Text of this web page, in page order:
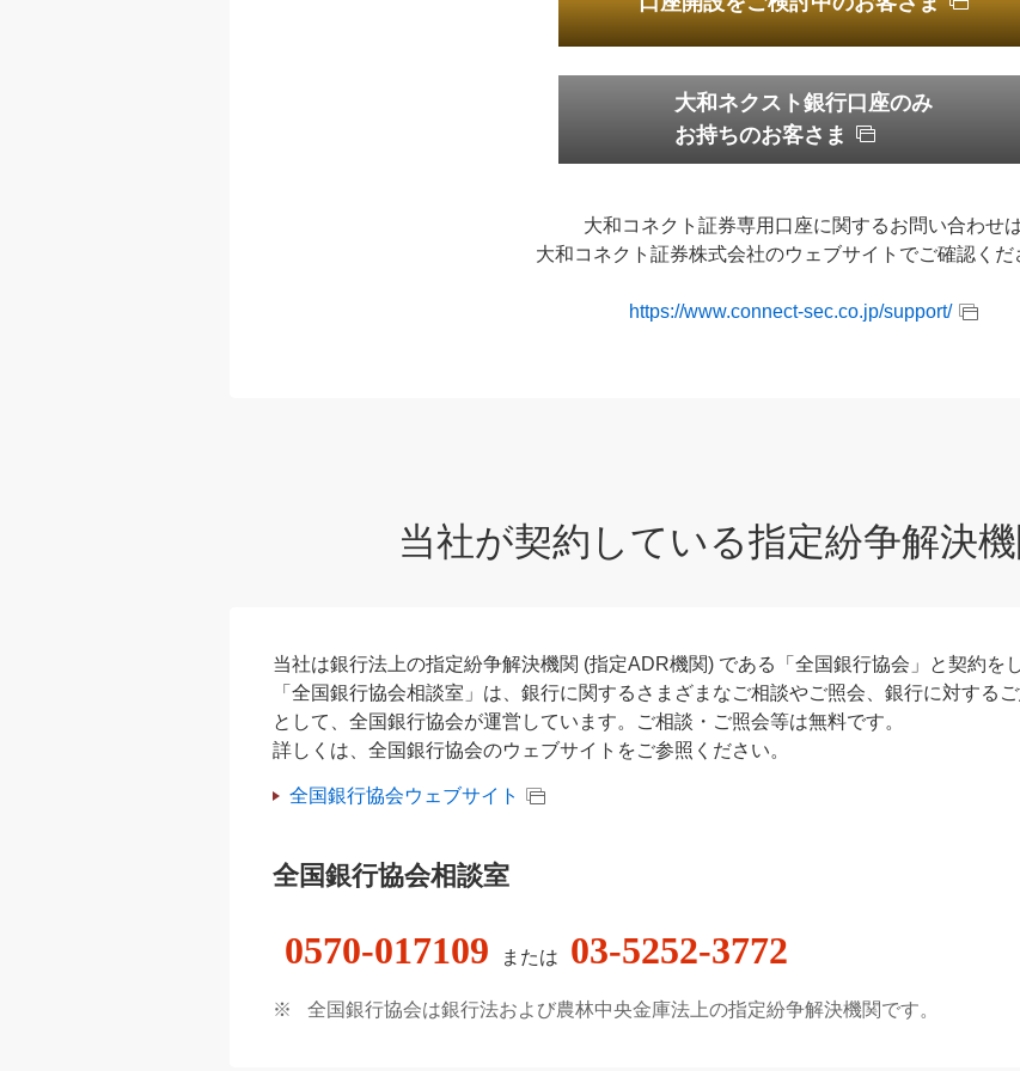
大和ネクスト銀行口座のみ
お持ちのお客さま
大和コネクト証券専用口座に関するお問い合わせ
大和コネクト証券株式会社のウェブサイトでご確認くだ
https://www.connect-sec.co.jp/support/
当社が契約している指定紛争解決
当社は銀行法上の指定紛争解決機関 (指定ADR機関) である「全国銀行協会」と契約を
「全国銀行協会相談室」は、銀行に関するさまざまなご相談やご照会、銀行に対する
として、全国銀行協会が運営しています。ご相談・ご照会等は無料です。
詳しくは、全国銀行協会のウェブサイトをご参照ください。
全国銀行協会ウェブサイト
全国銀行協会相談室
0570-017109 または 03-5252-3772
※ 全国銀行協会は銀行法および農林中央金庫法上の指定紛争解決機関です。